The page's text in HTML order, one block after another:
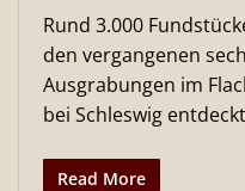
Rund 3.000
den vergangenen
Ausgrabungen im
bei Schleswig
Read More